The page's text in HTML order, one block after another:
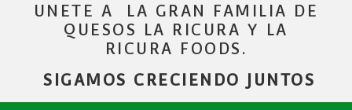
UNETE A LA GRAN FAMILIA DE
QUESOS LA RICURA Y LA
RICURA FOODS.
SIGAMOS CRECIENDO JUNTOS